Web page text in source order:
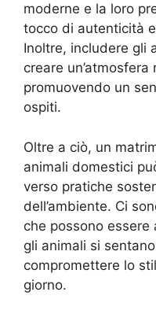
moderne e la loro
tocco di autenticità
Inoltre, includere gli
creare
promuovendo un
ospiti.
Oltre a ciò, un
animali domestici
verso pratiche
dell’ambiente. Ci
che possono
gli animali si
compromettere lo
giorno.